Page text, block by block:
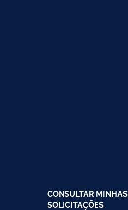
CONSULTAR MINHAS
SOLICITAÇÕES